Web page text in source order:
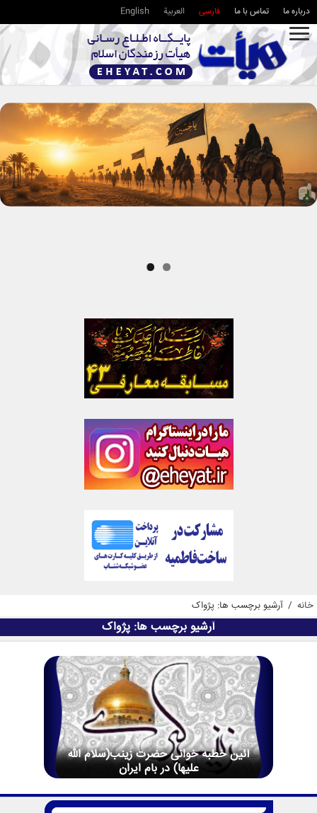
درباره ما تماس با ما فارسی العربية English
خانه / آرشیو برچسب ها: پژواک
آرشیو برچسب ها: پژواک
آئین خطبه خوانی حضرت زینب(سلام الله
علیها) در بام ایران